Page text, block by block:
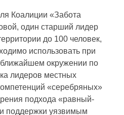
Коалиции «Забота
один старший лидер
до 100 человек,
использовать при
окружении по
лидеров местных
«серебряных»
подхода «равный-
поддержки уязвимым